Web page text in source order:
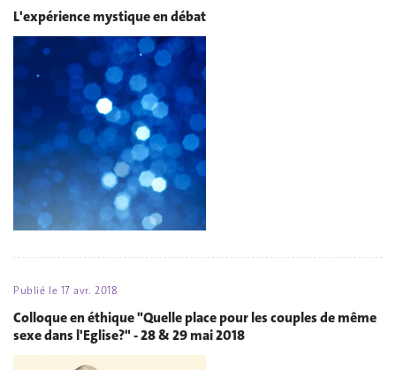
L'expérience mystique en débat
Publié le 17 avr. 2018
Colloque en éthique "Quelle place pour les couples de même
sexe dans l'Eglise?" - 28 & 29 mai 2018